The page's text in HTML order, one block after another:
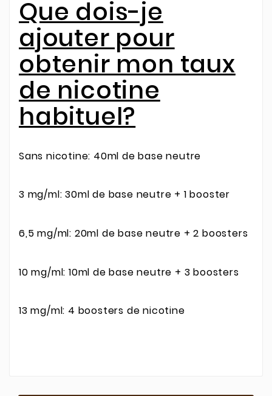
Que dois-je
ajouter pour
obtenir mon taux
de nicotine
habituel?
Sans nicotine: 40ml de base neutre
3 mg/ml: 30ml de base neutre + 1 booster
6,5 mg/ml: 20ml de base neutre + 2 boosters
10 mg/ml: 10ml de base neutre + 3 boosters
13 mg/ml: 4 boosters de nicotine